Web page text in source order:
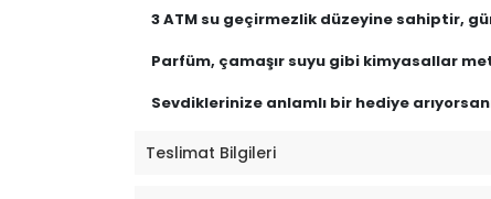
3 ATM su geçirmezlik düzeyine sahiptir,
Parfüm, çamaşır suyu gibi kimyasallar
Sevdiklerinize anlamlı bir hediye
Teslimat Bilgileri